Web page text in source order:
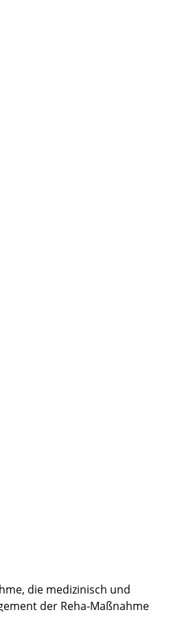
die medizinisch und
der Reha-Maßnahme